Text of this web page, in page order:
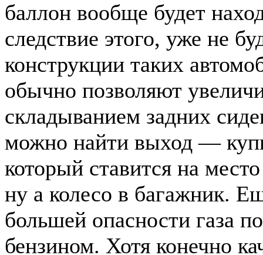
баллон вообще будет
следствие этого, уже не
конструкции таких
обычно позволяют
складыванием задних
можно найти выход —
который ставится на
ну а колесо в багажник.
большей опасности газа
бензином. Хотя конечно